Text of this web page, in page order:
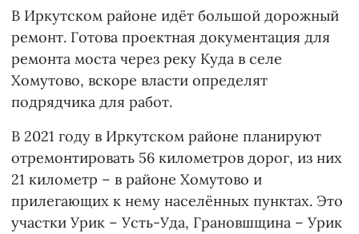
В Иркутском районе идёт большой дорожный
ремонт. Готова проектная документация для
ремонта моста через реку Куда в селе
Хомутово, вскоре власти определят
подрядчика для работ.
В 2021 году в Иркутском районе планируют
отремонтировать 56 километров дорог, из них
21 километр – в районе Хомутово и
прилегающих к нему населённых пунктах. Это
участки Урик – Усть-Уда, Грановшщина – Урик